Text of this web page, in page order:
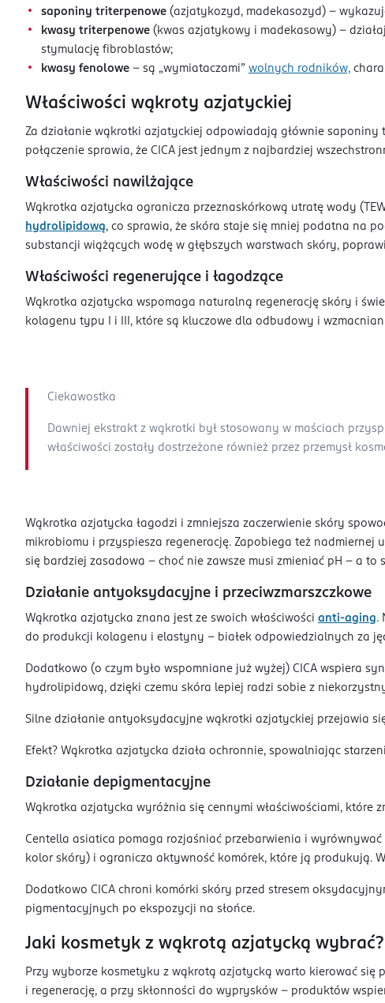
saponiny triterpenowe (azjatykozyd, madekasozyd) –
kwasy triterpenowe (kwas azjatykowy i madekasowy) –
stymulację fibroblastów;
kwasy fenolowe – są „wymiataczami” wolnych rodników,
Właściwości wąkroty azjatyckiej
Za działanie wąkrotki azjatyckiej odpowiadają głównie saponiny
połączenie sprawia, że CICA jest jednym z najbardziej
Właściwości nawilżające
Wąkrotka azjatycka ogranicza przeznaskórkową utratę wody
hydrolipidową, co sprawia, że skóra staje się mniej podatna na
substancji wiążących wodę w głębszych warstwach skóry,
Właściwości regenerujące i łagodzące
Wąkrotka azjatycka wspomaga naturalną regenerację skóry i
kolagenu typu I i III, które są kluczowe dla odbudowy i
Ciekawostka
Dawniej ekstrakt z wąkrotki był stosowany w maściach
właściwości zostały dostrzeżone również przez przemysł
Wąkrotka azjatycka łagodzi i zmniejsza zaczerwienie skóry
mikrobiomu i przyspiesza regenerację. Zapobiega też
się bardziej zasadowa - choć nie zawsze musi zmieniać pH - a
Działanie antyoksydacyjne i przeciwzmarszczkowe
Wąkrotka azjatycka znana jest ze swoich właściwości anti-aging.
do produkcji kolagenu i elastyny – białek odpowiedzialnych za
Dodatkowo (o czym było wspomniane już wyżej) CICA wspiera
hydrolipidową, dzięki czemu skóra lepiej radzi sobie z
Silne działanie antyoksydacyjne wąkrotki azjatyckiej przejawia
Efekt? Wąkrotka azjatycka działa ochronnie, spowalniając
Działanie depigmentacyjne
Wąkrotka azjatycka wyróżnia się cennymi właściwościami, które
Centella asiatica pomaga rozjaśniać przebarwienia i
kolor skóry) i ogranicza aktywność komórek, które ją produkują.
Dodatkowo CICA chroni komórki skóry przed stresem
pigmentacyjnych po ekspozycji na słońce.
Jaki kosmetyk z wąkrotą azjatycką wybrać?
Przy wyborze kosmetyku z wąkrotą azjatycką warto kierować się
i regenerację, a przy skłonności do wyprysków - produktów